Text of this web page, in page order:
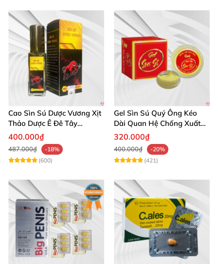
Cao Sìn Sú Dược Vương Xịt
Thảo Dược Ê Đê Tây
Nguyên Hỗ Trợ Xuất Tinh
400.000₫
487.000₫
-18%
(600)
Gel Sìn Sú Quý Ông Kéo
Dài Quan Hệ Chống Xuất
Tinh Sớm
320.000₫
400.000₫
-20%
(421)